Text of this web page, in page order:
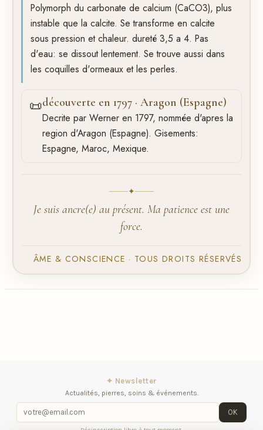
Polymorph du carbonate de calcium (CaCO3), plus
instable que la calcite. Se transforme en calcite
sous pression et chaleur. dureté 3,5 a 4. Pas
d'eau: se dissout lentement. Se trouve aussi dans
les coquilles d'ormeaux et les perles.
📜découverte en 1797 · Aragon (Espagne)
Decrite par Werner en 1797, nommée d'apres la
region d'Aragon (Espagne). Gisements:
Espagne, Maroc, Mexique.
✦
Je suis ancre(e) au présent. Ma patience est une
force.
ÂME & CONSCIENCE · TOUS DROITS RÉSERVÉS
✦ Newsletter
Actualités, pierres, soins & événements.
OK